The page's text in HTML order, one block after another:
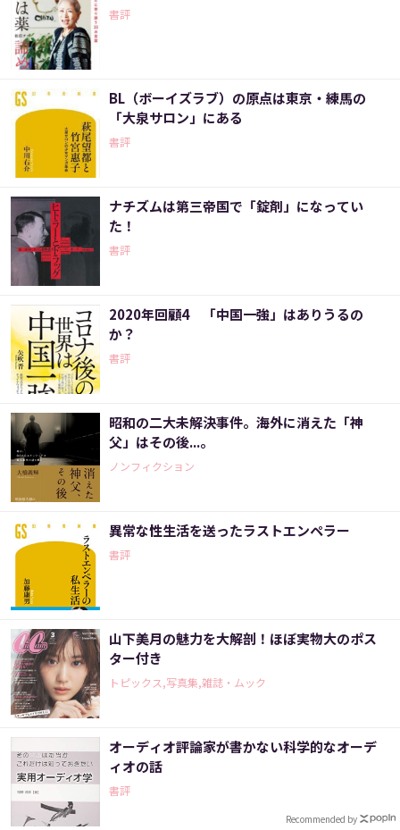
書評
BL（ボーイズラブ）の原点は東京・練馬の
「大泉サロン」にある
書評
ナチズムは第三帝国で「錠剤」になってい
た！
書評
2020年回顧4 「中国一強」はありうるの
か？
書評
昭和の二大未解決事件。海外に消えた「神
父」はその後...。
ノンフィクション
異常な性生活を送ったラストエンペラー
書評
山下美月の魅力を大解剖！ほぼ実物大のポス
ター付き
トピックス,写真集,雑誌・ムック
オーディオ評論家が書かない科学的なオーデ
ィオの話
書評
Recommended by